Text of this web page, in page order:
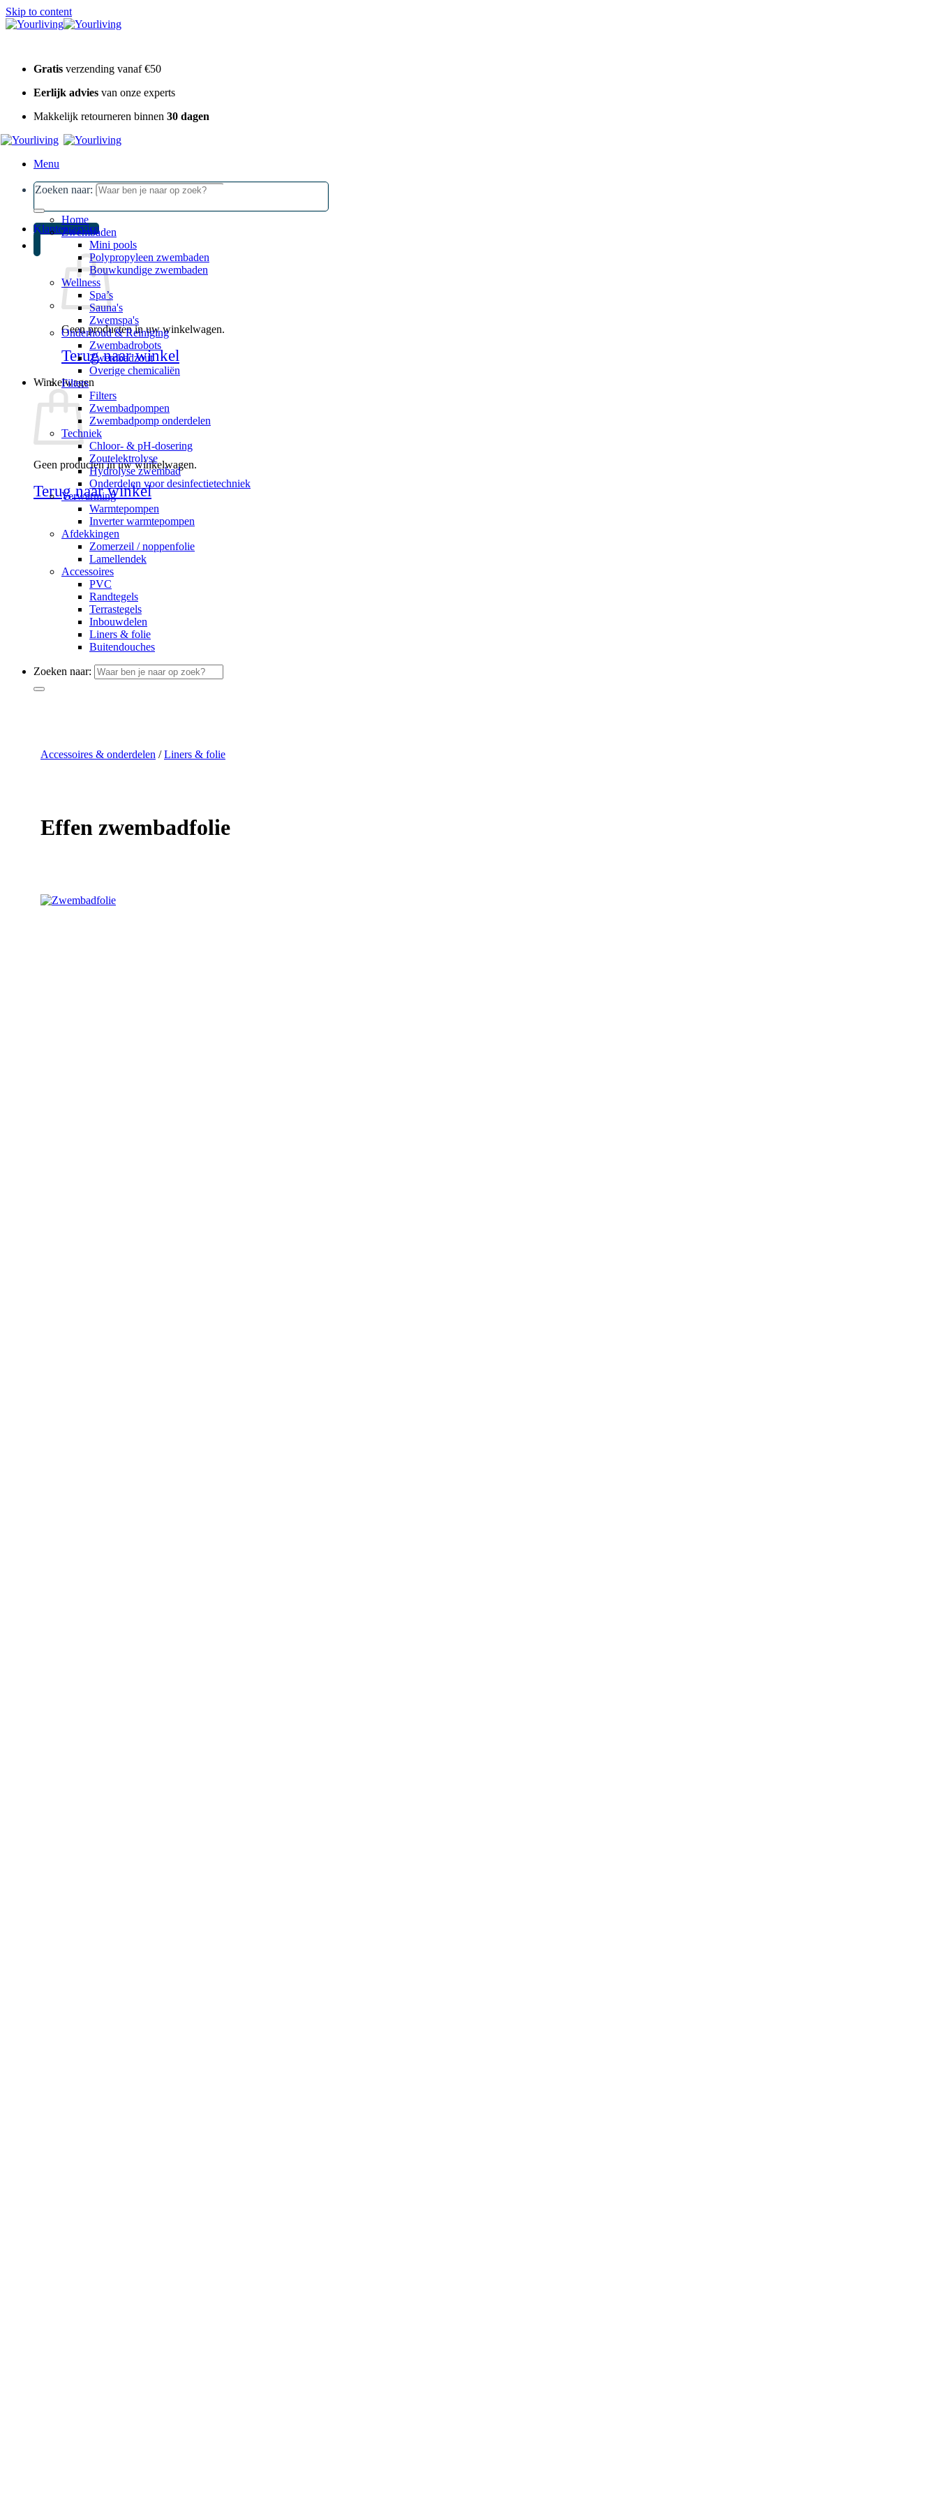
Skip to content
Gratis verzending vanaf €50
Eerlijk advies van onze experts
Makkelijk retourneren binnen 30 dagen
Menu
Zoeken naar:
Klantenservice
Geen producten in uw winkelwagen.
Terug naar winkel
Winkelwagen
Geen producten in uw winkelwagen.
Terug naar winkel
Home
Zwembaden
Mini pools
Polypropyleen zwembaden
Bouwkundige zwembaden
Wellness
Spa’s
Sauna's
Zwemspa's
Onderhoud & Reiniging
Zwembadrobots
Zwembadzout
Overige chemicaliën
Filters
Filters
Zwembadpompen
Zwembadpomp onderdelen
Techniek
Chloor- & pH-dosering
Zoutelektrolyse
Hydrolyse zwembad
Onderdelen voor desinfectietechniek
Verwarming
Warmtepompen
Inverter warmtepompen
Afdekkingen
Zomerzeil / noppenfolie
Lamellendek
Accessoires
PVC
Randtegels
Terrastegels
Inbouwdelen
Liners & folie
Buitendouches
Zoeken naar:
Accessoires & onderdelen / Liners & folie
Effen zwembadfolie